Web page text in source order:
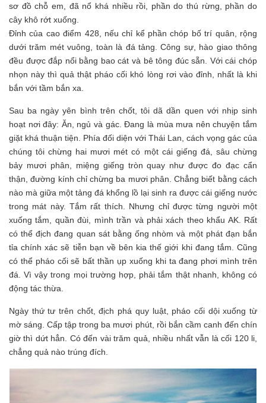
sơ đồ chỗ em, đã nổ khá nhiều rồi, phần do thú rừng, phần do
cây khô rớt xuống.
Đỉnh của cao điểm 428, nếu chỉ kể phần chóp bố trí quân, rộng
dưới trăm mét vuông, toàn là đá tảng. Công sự, hào giao thông
đều được đắp nổi bằng bao cát và bê tông đúc sẵn. Với cái chóp
nhọn này thì quả thật pháo cối khó lòng rơi vào đỉnh, nhất là khi
bắn với tầm bắn xa.
Sau ba ngày yên bình trên chốt, tôi dã dần quen với nhịp sinh
hoạt nơi đây: Ăn, ngủ và gác. Đang là mùa mưa nên chuyện tắm
giặt khá thuận tiện. Phía đối diện với Thái Lan, cách vọng gác của
chúng tôi chừng hai mươi mét có một cái giếng đá, sâu chừng
bảy mươi phân, miệng giếng tròn quay như được đo đạc cẩn
thận, đường kính chỉ chừng ba mươi phân. Chẳng biết bằng cách
nào mà giữa một tảng đá khổng lồ lại sinh ra được cái giếng nước
trong mát này. Tắm rất thích. Nhưng chỉ được từng người một
xuống tắm, quần đùi, mình trần và phải xách theo khẩu AK. Rất
có thể địch đang quan sát bằng ống nhòm và một phát đạn bắn
tỉa chính xác sẽ tiễn bạn về bên kia thế giới khi đang tắm. Cũng
có thể pháo cối sẽ bất thần ụp xuống khi ta đang phơi mình trên
đá. Vì vậy trong mọi trường hợp, phải tắm thật nhanh, không có
động tác thừa.
Ngày thứ tư trên chốt, địch phá quy luật, pháo cối dội xuống từ
mờ sáng. Cấp tập trong ba mươi phút, rồi bắn cầm canh đến chín
giờ thì dứt hẳn. Có đến vài trăm quả, nhiều nhất vẫn là cối 120 li,
chẳng quả nào trúng đích.